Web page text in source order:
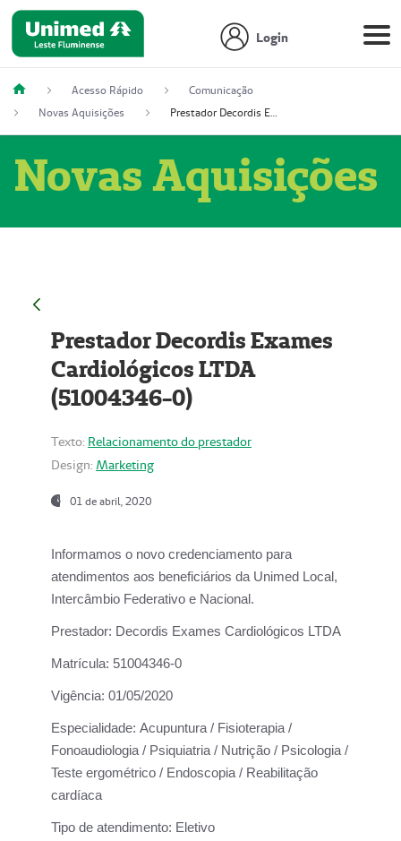
Login
Acesso Rápido
Comunicação
Novas Aquisições
Prestador Decordis Exames Cardiológicos LTDA (51004346-0)
Novas Aquisições
Prestador Decordis Exames
Cardiológicos LTDA
(51004346-0)
Texto: Relacionamento do prestador
Design: Marketing
01 de abril, 2020
Informamos o novo credenciamento para
atendimentos aos beneficiários da Unimed Local,
Intercâmbio Federativo e Nacional.
Prestador: Decordis Exames Cardiológicos LTDA
Matrícula: 51004346-0
Vigência: 01/05/2020
Especialidade: Acupuntura / Fisioterapia /
Fonoaudiologia / Psiquiatria / Nutrição / Psicologia /
Teste ergométrico / Endoscopia / Reabilitação
cardíaca
Tipo de atendimento: Eletivo